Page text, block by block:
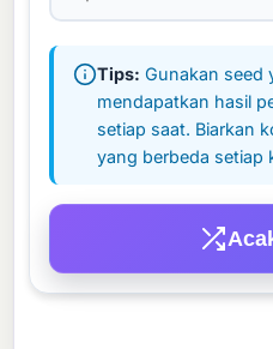
Tips: Gunakan seed
mendapatkan hasil
setiap saat. Biarkan
yang berbeda setiap